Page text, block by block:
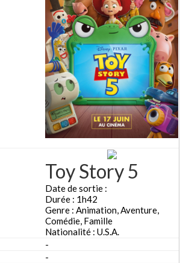
Toy Story 5
Date de sortie :
Durée : 1h42
Genre : Animation, Aventure,
Comédie, Famille
Nationalité : U.S.A.
-
-